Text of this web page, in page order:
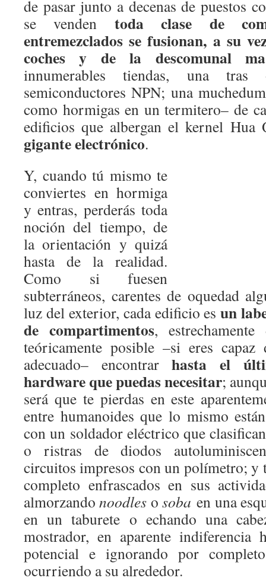
de pasar junto a decenas de puestos
se venden toda clase de
entremezclados se fusionan, a su
coches y de la descomunal
innumerables tiendas, una tras
semiconductores NPN; una
como hormigas en un termitero– de
edificios que albergan el kernel
gigante electrónico.
Y, cuando tú mismo te
conviertes en hormiga
y entras, perderás toda
noción del tiempo, de
la orientación y quizá
hasta de la realidad.
Como si fuesen
subterráneos, carentes de oquedad
luz del exterior, cada edificio esun
de compartimentos,
teóricamente posible –si eres
adecuado– encontrarhasta el
hardware que puedas necesitar;
será que te pierdas en este
entre humanoides que lo mismo
con un soldador eléctrico que
o ristras de diodos
circuitos impresos con un polímetro; y
completo enfrascados en sus
almorzandonoodles osoba en una
en un taburete o echando una
mostrador, en aparente indiferencia
potencial e ignorando por
ocurriendo a su alrededor.